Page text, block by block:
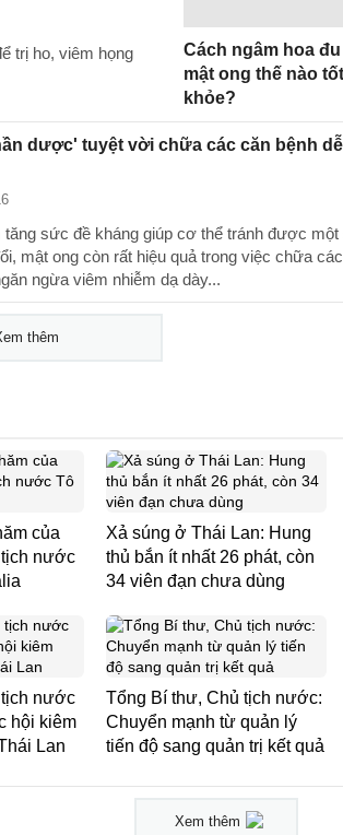
trị ho, viêm họng
Cách ngâm hoa
mật ong thế nào
khỏe?
dược' tuyệt vời chữa các căn bệnh
tăng sức đề kháng giúp cơ thể tránh được một
mật ong còn rất hiệu quả trong việc chữa
ngừa viêm nhiễm dạ dày...
thêm
của
nước
Xả súng ở Thái Lan: Hung
thủ bắn ít nhất 26 phát, còn
34 viên đạn chưa dùng
nước
hội kiêm
Lan
Tổng Bí thư, Chủ tịch nước:
Chuyển mạnh từ quản lý
tiến độ sang quản trị kết quả
Xem thêm